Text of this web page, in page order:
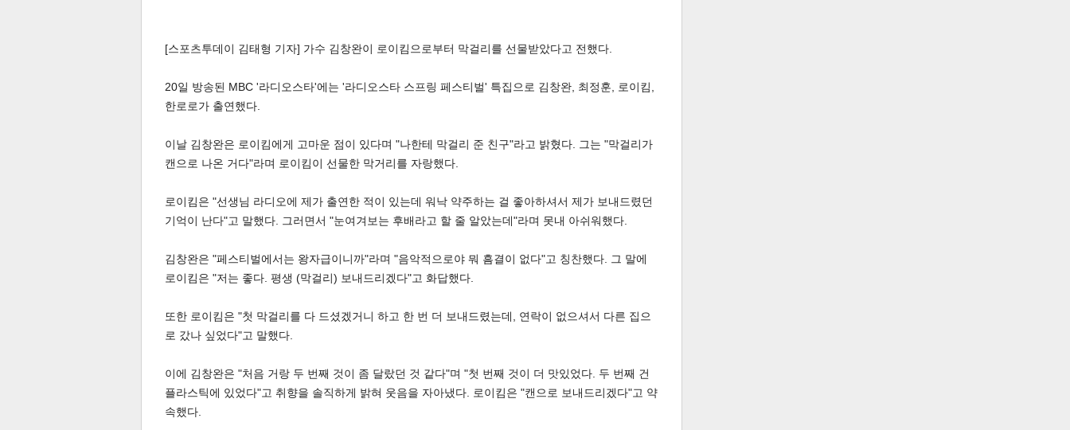
[스포츠투데이 김태형 기자] 가수 김창완이 로이킴으로부터 막걸리를 선물받았다고 전했다.
20일 방송된 MBC '라디오스타'에는 '라디오스타 스프링 페스티벌' 특집으로 김창완, 최정훈, 로이킴,
한로로가 출연했다.
이날 김창완은 로이킴에게 고마운 점이 있다며 "나한테 막걸리 준 친구"라고 밝혔다. 그는 "막걸리가
캔으로 나온 거다"라며 로이킴이 선물한 막거리를 자랑했다.
로이킴은 "선생님 라디오에 제가 출연한 적이 있는데 워낙 약주하는 걸 좋아하셔서 제가 보내드렸던
기억이 난다"고 말했다. 그러면서 "눈여겨보는 후배라고 할 줄 알았는데"라며 못내 아쉬워했다.
김창완은 "페스티벌에서는 왕자급이니까"라며 "음악적으로야 뭐 흠결이 없다"고 칭찬했다. 그 말에
로이킴은 "저는 좋다. 평생 (막걸리) 보내드리겠다"고 화답했다.
또한 로이킴은 "첫 막걸리를 다 드셨겠거니 하고 한 번 더 보내드렸는데, 연락이 없으셔서 다른 집으
로 갔나 싶었다"고 말했다.
이에 김창완은 "처음 거랑 두 번째 것이 좀 달랐던 것 같다"며 "첫 번째 것이 더 맛있었다. 두 번째 건
플라스틱에 있었다"고 취향을 솔직하게 밝혀 웃음을 자아냈다. 로이킴은 "캔으로 보내드리겠다"고 약
속했다.